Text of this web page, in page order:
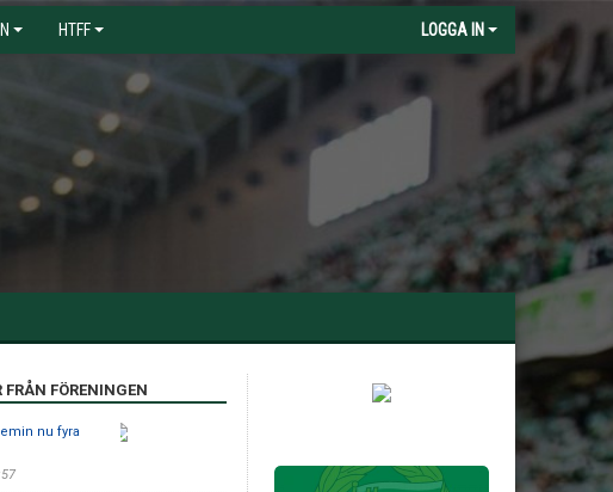
HTFF LOGGA IN
FRÅN FÖRENINGEN
nu fyra